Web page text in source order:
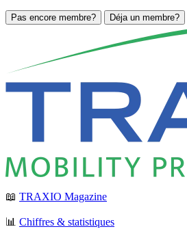
Pas encore membre? Déja un membre?
📖 TRAXIO Magazine
📊 Chiffres & statistiques